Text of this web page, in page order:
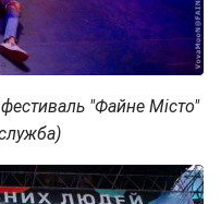
"Файне Місто"